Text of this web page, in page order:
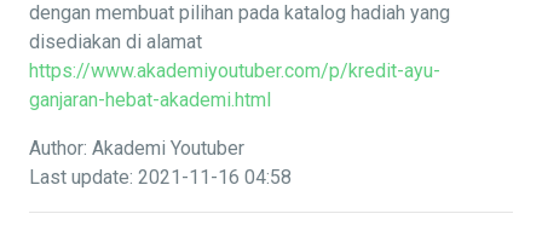
dengan membuat pilihan pada katalog hadiah yang
disediakan di alamat
https://www.akademiyoutuber.com/p/kredit-ayu-
ganjaran-hebat-akademi.html
Author: Akademi Youtuber
Last update: 2021-11-16 04:58